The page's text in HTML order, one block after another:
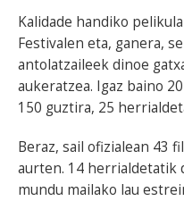
Kalidade handiko
Festivalen eta, ganera,
antolatzaileek dinoe
aukeratzea. Igaz baino
150 guztira, 25
Beraz, sail ofizialean 43
aurten. 14 herrialdetatik
mundu mailako lau